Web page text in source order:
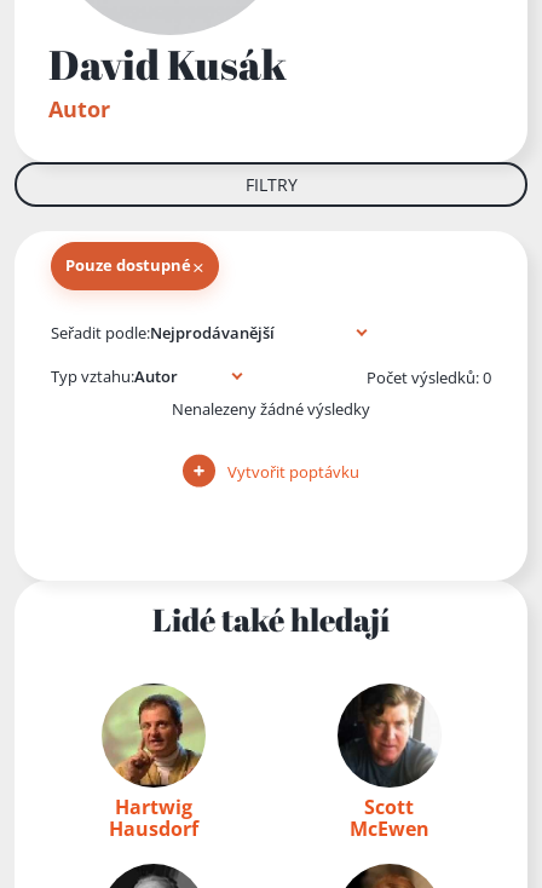
David Kusák
Autor
FILTRY
Pouze dostupné×
Seřadit podle:
Typ vztahu:
Počet výsledků: 0
Nenalezeny žádné výsledky
Vytvořit poptávku
Lidé také hledají
Hartwig
Hausdorf
Scott
McEwen